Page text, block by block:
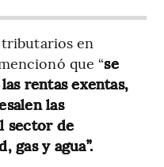
en
que “se
rentas exentas,
las
sector de
gas y agua”.